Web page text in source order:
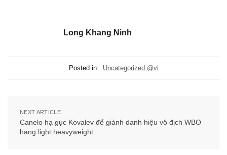
Long Khang Ninh
Posted in: Uncategorized @vi
NEXT ARTICLE
Canelo hạ gục Kovalev để giành danh hiệu vô địch WBO
hạng light heavyweight